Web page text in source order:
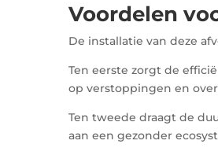
Voordelen
De installatie van deze
Ten eerste zorgt de
op verstoppingen en
Ten tweede draagt de
aan een gezonder